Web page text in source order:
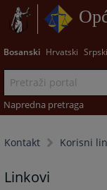
Bosanski Hrvatski Srpski
Napredna pretraga
Kontakt Korisni
Linkovi